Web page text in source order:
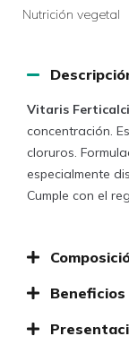
Nutrición vegetal
Vitaris
concentración.
cloruros.
especialmente
Cumple con el
Beneficios